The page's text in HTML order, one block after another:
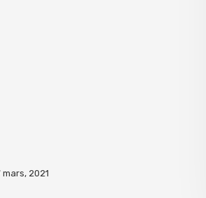
mars, 2021